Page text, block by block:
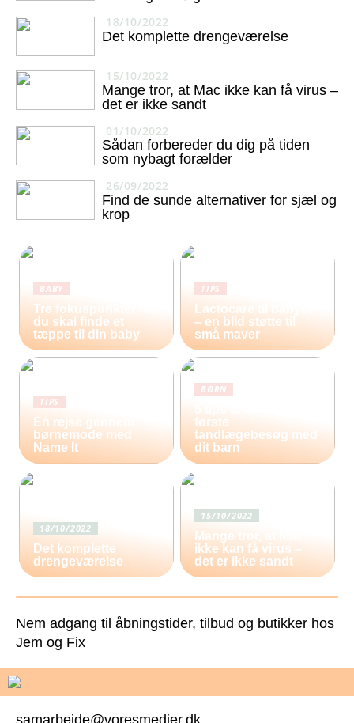
18/10/2022
Det komplette drengeværelse
15/10/2022
Mange tror, at Mac ikke kan få virus –
det er ikke sandt
01/10/2022
Sådan forbereder du dig på tiden
som nybagt forælder
26/09/2022
Find de sunde alternativer for sjæl og
krop
BABY
Tre fokuspunkter når
du skal finde et
tæppe til din baby
TIPS
Lactocare til babyer
– en blid støtte til
små maver
TIPS
En rejse gennem
børnemode med
Name It
BØRN
første
tandlægebesøg med
dit barn
18/10/2022
Det komplette
drengeværelse
15/10/2022
Mange tror, at Mac
ikke kan få virus –
det er ikke sandt
Nem adgang til åbningstider, tilbud og butikker hos
Jem og Fix
samarbejde@voresmedier.dk